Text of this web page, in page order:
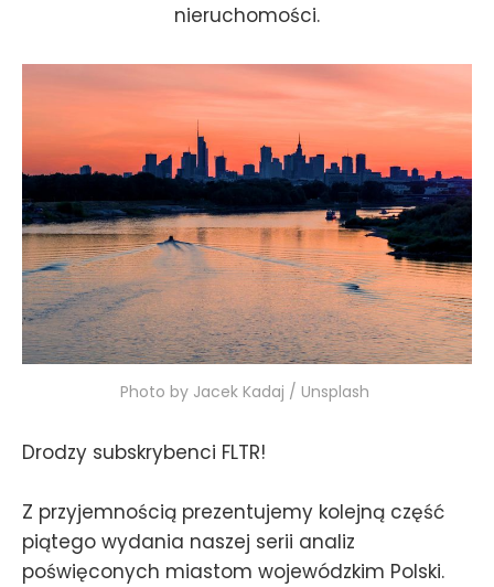
nieruchomości.
Photo by Jacek Kadaj / Unsplash
Drodzy subskrybenci FLTR!
Z przyjemnością prezentujemy kolejną część
piątego wydania naszej serii analiz
poświęconych miastom wojewódzkim Polski.